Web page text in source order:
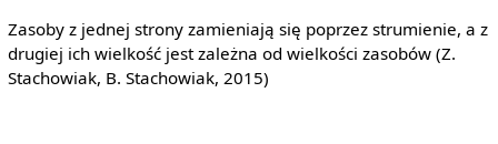
Zasoby z jednej strony zamieniają się poprzez strumienie, a z
drugiej ich wielkość jest zależna od wielkości zasobów (Z.
Stachowiak, B. Stachowiak, 2015)